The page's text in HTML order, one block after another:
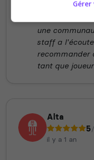
une
staff a
recommander
tant que
Alta
5
il y a 1 an